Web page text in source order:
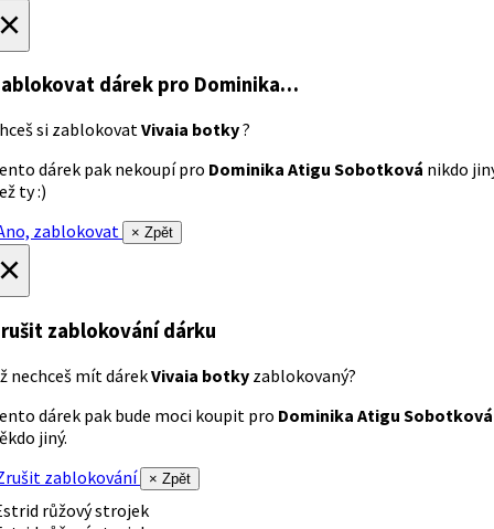
dárek pro Dominika…
si zablokovatVivaia botky?
dárek pak nekoupí pro Dominika Atigu Sobotková nikdo
ty :)
zablokovat
× Zpět
zablokování dárku
nechceš mít dárekVivaia botky zablokovaný?
dárek pak bude moci koupit pro Dominika Atigu Sobotková
jiný.
zablokování
× Zpět